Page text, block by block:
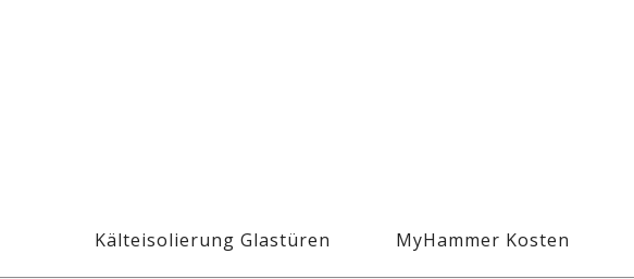
Kälteisolierung Glastüren MyHammer Kosten